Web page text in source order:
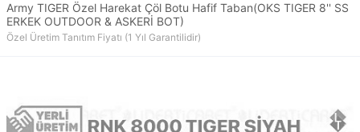
Army TIGER Özel Harekat Çöl Botu Hafif Taban(OKS TIGER 8'' SS
ERKEK OUTDOOR & ASKERİ BOT)
Özel Üretim Tanıtım Fiyatı (1 Yıl Garantilidir)